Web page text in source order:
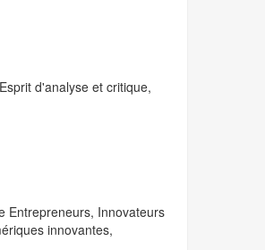
d'analyse et critique,
Entrepreneurs, Innovateurs
innovantes,